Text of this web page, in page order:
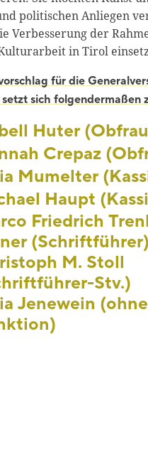
politischen Anliegen
Verbesserung der
in Tirol
für die
sich folgendermaßen
Huter
Crepaz
Mumelter
Haupt
Friedrich
(Schriftführer)
M. Stoll
Stv.)
Jenewein (ohne